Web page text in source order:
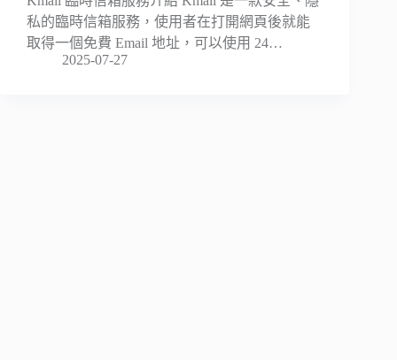
私的臨時信箱服務，使用者在打開網頁後就能
取得一個免費 Email 地址，可以使用 24…
2025-07-27